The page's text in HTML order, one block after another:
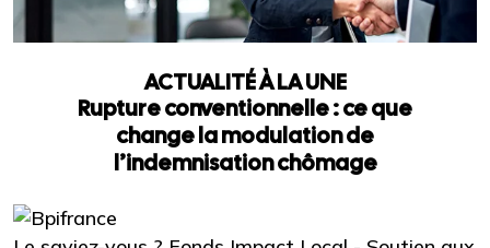
ACTUALITÉ À LA UNE
Rupture conventionnelle : ce que
change la modulation de
l’indemnisation chômage